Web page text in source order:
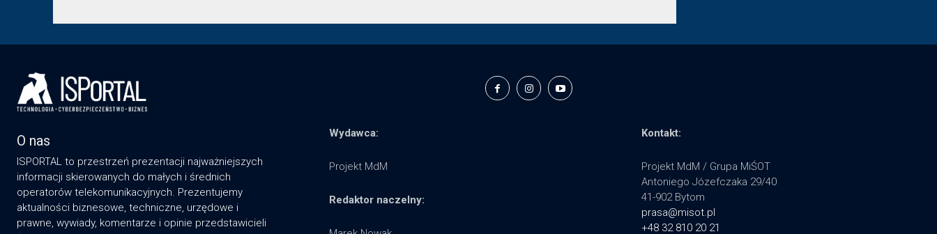
O nas
ISPORTAL to przestrzeń prezentacji najważniejszych
informacji skierowanych do małych i średnich
operatorów telekomunikacyjnych. Prezentujemy
aktualności biznesowe, techniczne, urzędowe i
prawne, wywiady, komentarze i opinie przedstawicieli
Wydawca:
Projekt MdM
Redaktor naczelny:
Kontakt:
Projekt MdM / Grupa MiŚOT
Antoniego Józefczaka 29/40
41-902 Bytom
prasa@misot.pl
+48 32 810 20 21